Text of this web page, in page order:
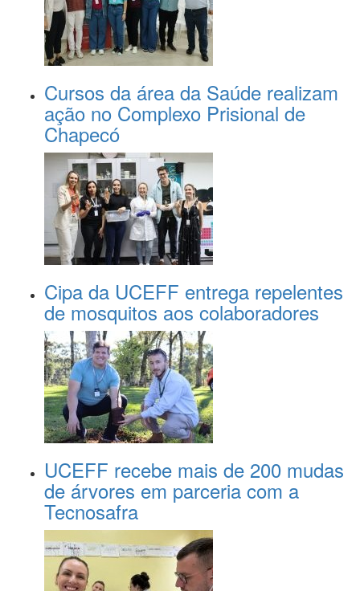
Cursos da área da Saúde realizam
ação no Complexo Prisional de
Chapecó
Cipa da UCEFF entrega repelentes
de mosquitos aos colaboradores
UCEFF recebe mais de 200 mudas
de árvores em parceria com a
Tecnosafra